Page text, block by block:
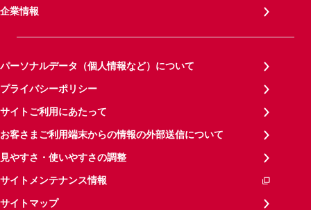
企業情報
パーソナルデータ（個人情報など）について
プライバシーポリシー
サイトご利用にあたって
お客さまご利用端末からの情報の外部送信について
見やすさ・使いやすさの調整
サイトメンテナンス情報
サイトマップ